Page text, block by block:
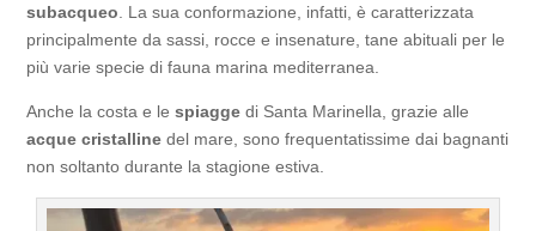
subacqueo . La sua conformazione, infatti, è caratterizzata
principalmente da sassi, rocce e insenature, tane abituali per le
più varie specie di fauna marina mediterranea.
Anche la costa e lespiagge di Santa Marinella, grazie alle
acque cristalline del mare, sono frequentatissime dai bagnanti
non soltanto durante la stagione estiva.